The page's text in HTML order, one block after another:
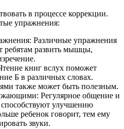
в процессе коррекции.
упражнения:
Различные упражнения
ребятам развить мышцы,
книг вслух поможет
Б в различных словах.
также может быть полезным.
Регулярное общение и
улучшению
ребенок говорит, тем ему
звуки.